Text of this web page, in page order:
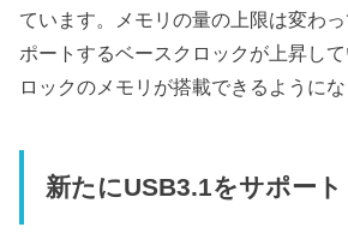
ています。メモリの量の上限は変わ
ポートするベースクロックが上昇し
ロックのメモリが搭載できるようにな
新たにUSB3.1をサポート